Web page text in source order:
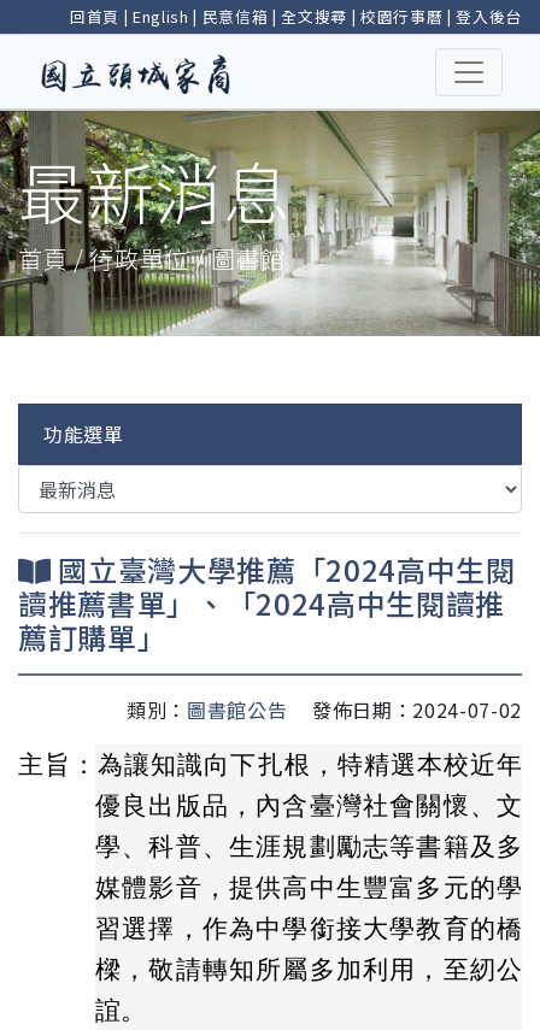
回首頁 | English | 民意信箱 |全文搜尋 | 校園行事曆 |登入後台
最新消息
首頁 / 行政單位 / 圖書館
功能選單
國立臺灣大學推薦「2024高中生閱
讀推薦書單」、「2024高中生閱讀推
薦訂購單」
類別： 圖書館公告
發佈日期：2024-07-02
主旨：為讓知識向下扎根，特精選本校近年
優良出版品，內含臺灣社會關懷、文
學、科普、生涯規劃勵志等書籍及多
媒體影音，提供高中生豐富多元的學
習選擇，作為中學銜接大學教育的橋
樑，敬請轉知所屬多加利用，至紉公
誼。